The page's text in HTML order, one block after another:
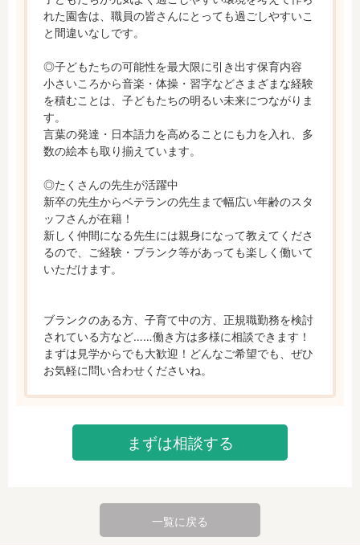
れた園舎は、職員の皆さんにとっても過ごしやすいこ
と間違いなしです。
◎子どもたちの可能性を最大限に引き出す保育内容
小さいころから音楽・体操・習字などさまざまな経験
を積むことは、子どもたちの明るい未来につながりま
す。
言葉の発達・日本語力を高めることにも力を入れ、多
数の絵本も取り揃えています。
◎たくさんの先生が活躍中
新卒の先生からベテランの先生まで幅広い年齢のスタ
ッフさんが在籍！
新しく仲間になる先生には親身になって教えてくださ
るので、ご経験・ブランク等があっても楽しく働いて
いただけます。
ブランクのある方、子育て中の方、正規職勤務を検討
されている方など……働き方は多様に相談できます！
まずは見学からでも大歓迎！どんなご希望でも、ぜひ
お気軽に問い合わせくださいね。
まずは相談する
一覧に戻る